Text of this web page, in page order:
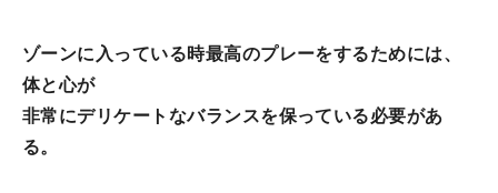
ゾーンに入っている時最高のプレーをするためには、
体と心が
非常にデリケートなバランスを保っている必要があ
る。